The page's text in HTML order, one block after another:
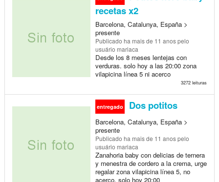
recetas x2
Barcelona, Catalunya, España >
presente
Publicado ha mais de 11 anospelo
usuário mariaca
Desde los 8 meses lentejas con
verduras. solo hoy a las 20:00 zona
vilapicina línea 5 ni acerco
3272 leituras
entregado Dos potitos
Barcelona, Catalunya, España >
presente
Publicado ha mais de 11 anospelo
usuário mariaca
Zanahoria baby con delicias de ternera
y menestra de cordero a la crema, urge
regalar zona vilapicina línea 5, no
acerco. solo hoy 20:00